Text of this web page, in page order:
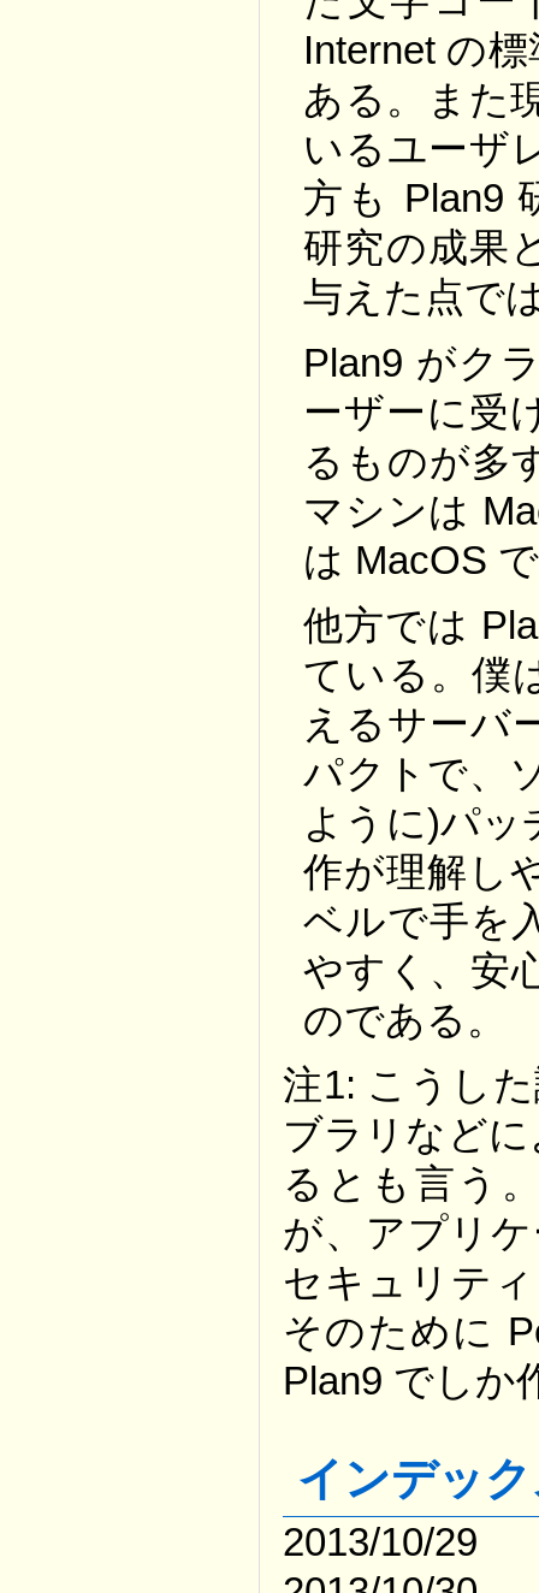
Internet の
ある。また
いるユーザ
方も Plan9
研究の成果
与えた点で
Plan9 がク
ーザーに受
るものが多
マシンは
は MacOS
他方では
ている。僕
えるサーバ
パクトで、
ように)パッ
作が理解し
ベルで手を
やすく、安
のである。
注1: こうし
ブラリなど
るとも言う
が、アプリ
セキュリテ
そのために
Plan9 でしか
インデッ
2013/10/29